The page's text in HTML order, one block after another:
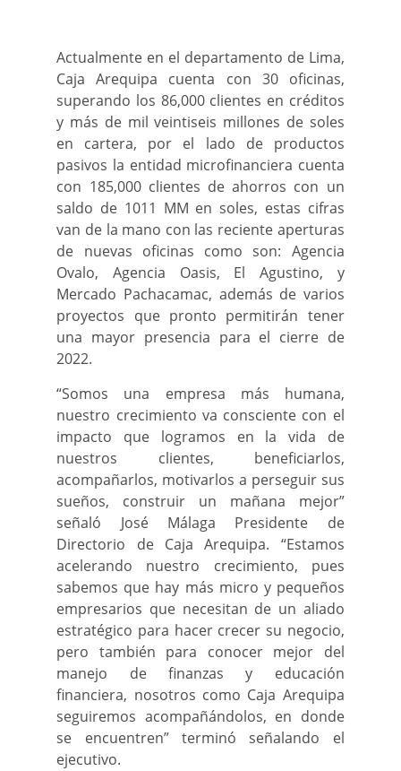
Actualmente en el departamento de Lima,
Caja Arequipa cuenta con 30 oficinas,
superando los 86,000 clientes en créditos
y más de mil veintiseis millones de soles
en cartera, por el lado de productos
pasivos la entidad microfinanciera cuenta
con 185,000 clientes de ahorros con un
saldo de 1011 MM en soles, estas cifras
van de la mano con las reciente aperturas
de nuevas oficinas como son: Agencia
Ovalo, Agencia Oasis, El Agustino, y
Mercado Pachacamac, además de varios
proyectos que pronto permitirán tener
una mayor presencia para el cierre de
2022.
“Somos una empresa más humana,
nuestro crecimiento va consciente con el
impacto que logramos en la vida de
nuestros clientes, beneficiarlos,
acompañarlos, motivarlos a perseguir sus
sueños, construir un mañana mejor”
señaló José Málaga Presidente de
Directorio de Caja Arequipa. “Estamos
acelerando nuestro crecimiento, pues
sabemos que hay más micro y pequeños
empresarios que necesitan de un aliado
estratégico para hacer crecer su negocio,
pero también para conocer mejor del
manejo de finanzas y educación
financiera, nosotros como Caja Arequipa
seguiremos acompañándolos, en donde
se encuentren” terminó señalando el
ejecutivo.